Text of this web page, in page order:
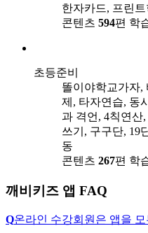
한자카드, 프린트
콘텐츠 594편 학
초등준비
똘이야학교가자,
제, 타자연습, 동
과 격언, 4칙연산
쓰기, 구구단, 19
동
콘텐츠 267편 학
깨비키즈 앱 FAQ
Q온라인 수강회원은 앱을